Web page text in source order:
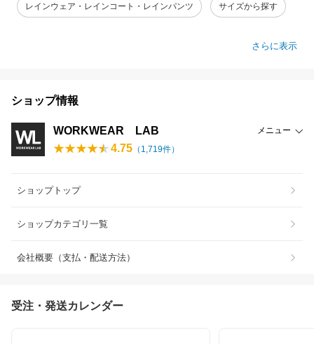
レインウェア・レインコート・レインパンツ サイズから探す
さらに表示
ショップ情報
WORKWEAR LAB メニュー
4.75 （ 1,719件）
ショップトップ
ショップカテゴリ一覧
会社概要（支払・配送方法）
受注・発送カレンダー